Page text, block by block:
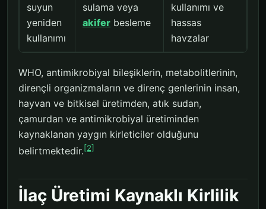
suyun
yeniden
kullanımı
sulama veya
akifer besleme
kullanımı ve
hassas
havzalar
WHO, antimikrobiyal bileşiklerin, metabolitlerinin,
dirençli organizmaların ve direnç genlerinin insan,
hayvan ve bitkisel üretimden, atık sudan,
çamurdan ve antimikrobiyal üretiminden
kaynaklanan yaygın kirleticiler olduğunu
belirtmektedir.[2]
İlaç Üretimi Kaynaklı Kirlilik